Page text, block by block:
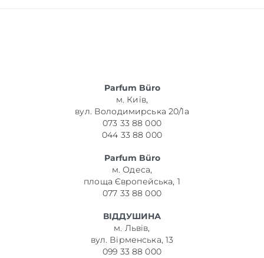
Parfum Büro
м. Київ,
вул. Володимирська 20/1а
073 33 88 000
044 33 88 000
Parfum Büro
м. Одеса,
площа Європейська, 1
077 33 88 000
ВІДДУШИНА
м. Львів,
вул. Вірменська, 13
099 33 88 000